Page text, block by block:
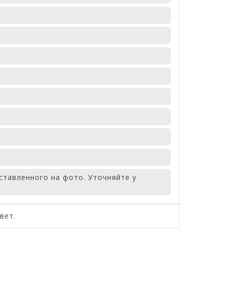
на фото. Уточняйте у